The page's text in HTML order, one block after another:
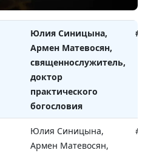
богословия
Юлия Синицына,
Армен Матевосян,
священнослужитель,
доктор
практического
богословия
Юлия Синицына,
Армен Матевосян,